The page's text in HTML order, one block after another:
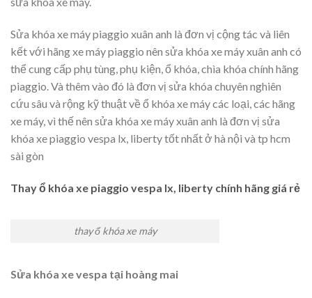
Sửa khóa xe máy piaggio xuân anh là đơn vị cộng tác và liên
kết với hãng xe máy piaggio nên sửa khóa xe máy xuân anh có
thể cung cấp phụ tùng, phụ kiện, ổ khóa, chìa khóa chính hãng
piaggio. Và thêm vào đó là đơn vị sửa khóa chuyên nghiên
cứu sâu và rộng kỹ thuật về ổ khóa xe máy các loại, các hãng
xe máy, vì thế nên sửa khóa xe máy xuân anh là đơn vị sửa
khóa xe piaggio vespa lx, liberty tốt nhất ở hà nội và tp hcm
sài gòn
Thay ổ khóa xe piaggio vespa lx, liberty chính hãng giá rẻ
thay ổ khóa xe máy
Sửa khóa xe vespa tại hoàng mai